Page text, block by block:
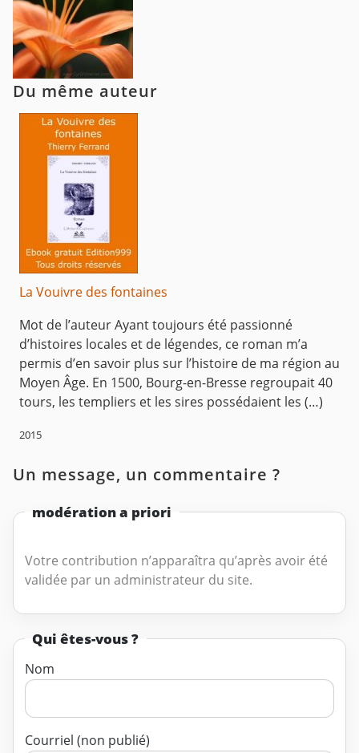
Du même auteur
La Vouivre des fontaines
Mot de l’auteur Ayant toujours été passionné
d’histoires locales et de légendes, ce roman m’a
permis d’en savoir plus sur l’histoire de ma région au
Moyen Âge. En 1500, Bourg-en-Bresse regroupait 40
tours, les templiers et les sires possédaient les (…)
2015
Un message, un commentaire ?
modération a priori
Votre contribution n’apparaîtra qu’après avoir été
validée par un administrateur du site.
Qui êtes-vous ?
Nom
Courriel (non publié)